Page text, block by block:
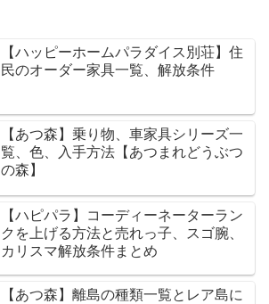
【ハッピーホームパラダイス別荘】住
民のオーダー家具一覧、解放条件
【あつ森】乗り物、車家具シリーズ一
覧、色、入手方法【あつまれどうぶつ
の森】
【ハピパラ】コーディーネーターラン
クを上げる方法と売れっ子、スゴ腕、
カリスマ解放条件まとめ
【あつ森】離島の種類一覧とレア島に